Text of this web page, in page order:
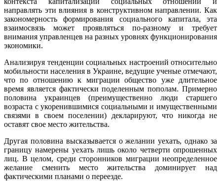
направлять эти влияния в конструктивном направлении. Как
закономерность формирования социального капитала, эта
взаимосвязь может проявляться по-разному и требует
внимания управленцев на разных уровнях функционирования
экономики.
Анализируя тенденции социальных настроений относительно
мобильности населения в Украине, ведущие ученые отмечают,
что по отношению к миграции общество уже длительное
время является фактически поделенным пополам. Примерно
половина украинцев (преимущественно люди старшего
возраста с укоренившимися социальными и имущественными
связями в своем поселении) декларируют, что никогда не
оставят свое место жительства.
Другая половина высказывается о желании уехать, однако за
границу намерены уехать лишь около четверти опрошенных
лиц. В целом, среди сторонников миграции неопределенное
желание сменить место жительства доминирует над
фактическими планами о переезде.